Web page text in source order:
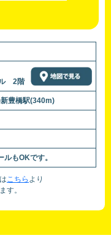
ル 2階
豊橋駅(340m)
もOKです。
こちら より
す。